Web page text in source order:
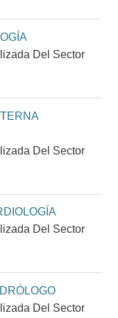
Del Sector
Del Sector
Del Sector
Del Sector